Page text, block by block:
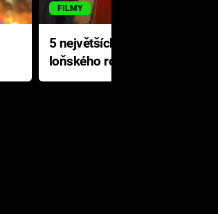
FILMY
5 největších propadáků
loňského roku: Disney na
jediné katastrofě prodělal 200